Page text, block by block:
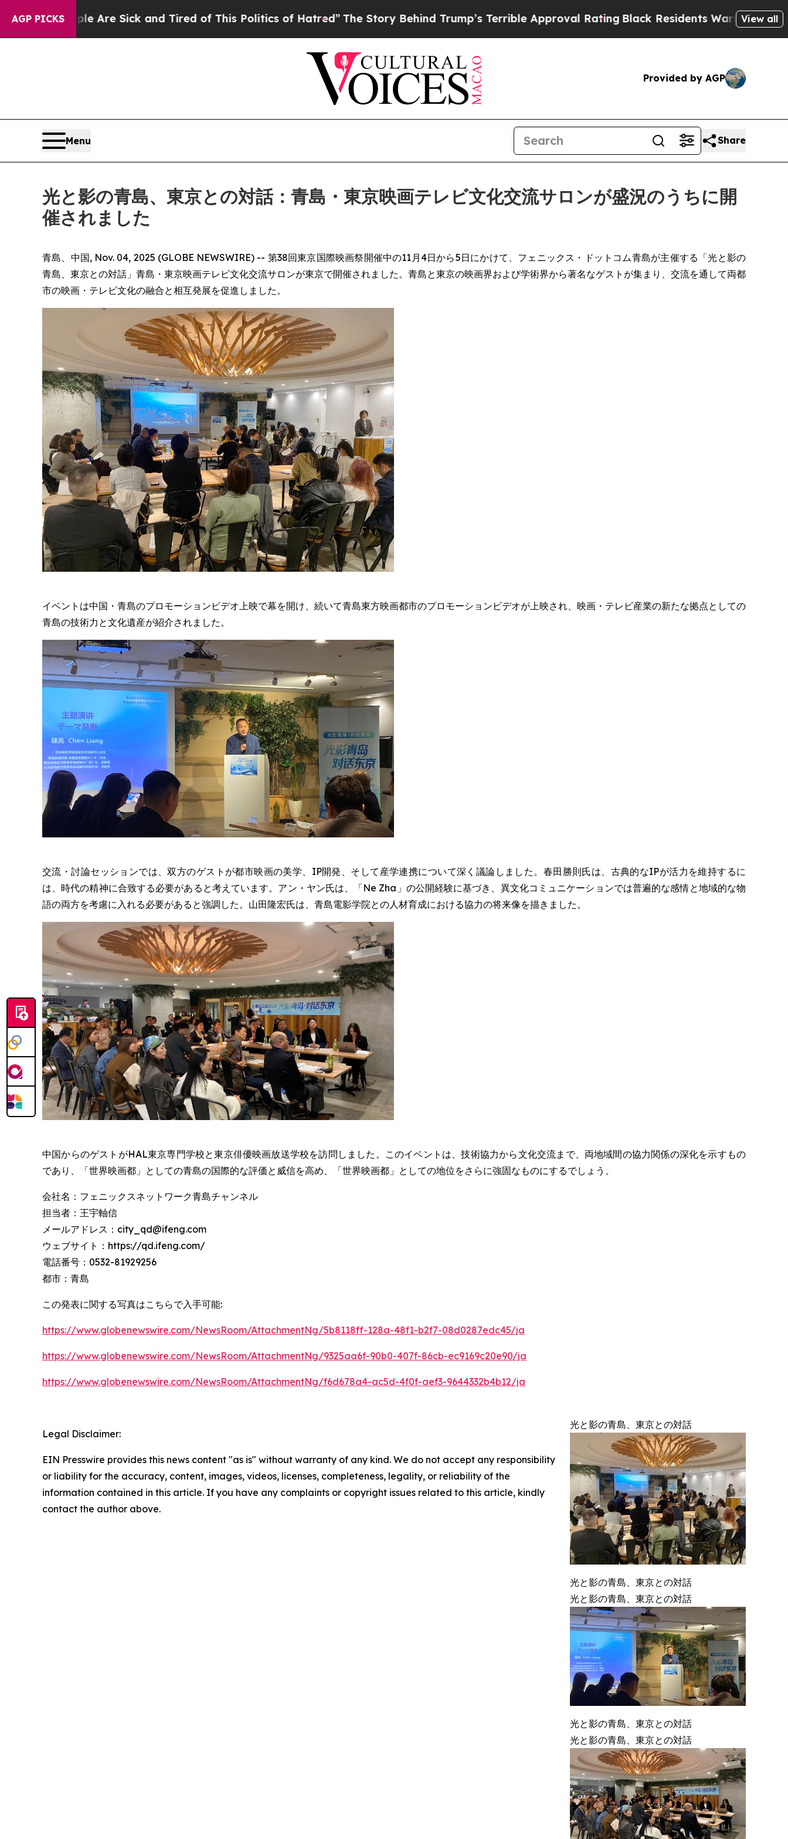
AGP PICKS
Are Sick and Tired of This Politics of Hatred”The Story Behind Trump’s Terrible Approval RatingBlack Residents Warned of Abusive Cops for
View all
Provided by AGP
Menu Share
光と影の青島、東京との対話：青島・東京映画テレビ文化交流サロンが盛況のうちに開
催されました
青島、中国, Nov. 04, 2025 (GLOBE NEWSWIRE) -- 第38回東京国際映画祭開催中の11月4日から5日にかけて、フェニックス・ドットコム青島が主催する「光と影の
青島、東京との対話」青島・東京映画テレビ文化交流サロンが東京で開催されました。青島と東京の映画界および学術界から著名なゲストが集まり、交流を通して両都
市の映画・テレビ文化の融合と相互発展を促進しました。
イベントは中国・青島のプロモーションビデオ上映で幕を開け、続いて青島東方映画都市のプロモーションビデオが上映され、映画・テレビ産業の新たな拠点としての
青島の技術力と文化遺産が紹介されました。
交流・討論セッションでは、双方のゲストが都市映画の美学、IP開発、そして産学連携について深く議論しました。春田勝則氏は、古典的なIPが活力を維持するに
は、時代の精神に合致する必要があると考えています。アン・ヤン氏は、「Ne Zha」の公開経験に基づき、異文化コミュニケーションでは普遍的な感情と地域的な物
語の両方を考慮に入れる必要があると強調した。山田隆宏氏は、青島電影学院との人材育成における協力の将来像を描きました。
中国からのゲストがHAL東京専門学校と東京俳優映画放送学校を訪問しました。このイベントは、技術協力から文化交流まで、両地域間の協力関係の深化を示すもの
であり、「世界映画都」としての青島の国際的な評価と威信を高め、「世界映画都」としての地位をさらに強固なものにするでしょう。
会社名：フェニックスネットワーク青島チャンネル
担当者：王宇軸信
メールアドレス：city_qd@ifeng.com
ウェブサイト：https://qd.ifeng.com/
電話番号：0532-81929256
都市：青島
この発表に関する写真はこちらで入手可能:
https://www.globenewswire.com/NewsRoom/AttachmentNg/5b8118ff-128a-48f1-b2f7-08d0287edc45/ja
https://www.globenewswire.com/NewsRoom/AttachmentNg/9325aa6f-90b0-407f-86cb-ec9169c20e90/ja
https://www.globenewswire.com/NewsRoom/AttachmentNg/f6d678a4-ac5d-4f0f-aef3-9644332b4b12/ja
光と影の青島、東京との対話
光と影の青島、東京との対話
光と影の青島、東京との対話
光と影の青島、東京との対話
光と影の青島、東京との対話
Legal Disclaimer:
EIN Presswire provides this news content "as is" without warranty of any kind. We do not accept any responsibility
or liability for the accuracy, content, images, videos, licenses, completeness, legality, or reliability of the
information contained in this article. If you have any complaints or copyright issues related to this article, kindly
contact the author above.